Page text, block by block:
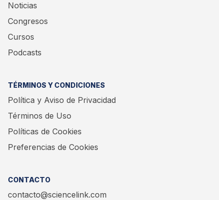
Noticias
Congresos
Cursos
Podcasts
TÉRMINOS Y CONDICIONES
Política y Aviso de Privacidad
Términos de Uso
Políticas de Cookies
Preferencias de Cookies
CONTACTO
contacto@sciencelink.com